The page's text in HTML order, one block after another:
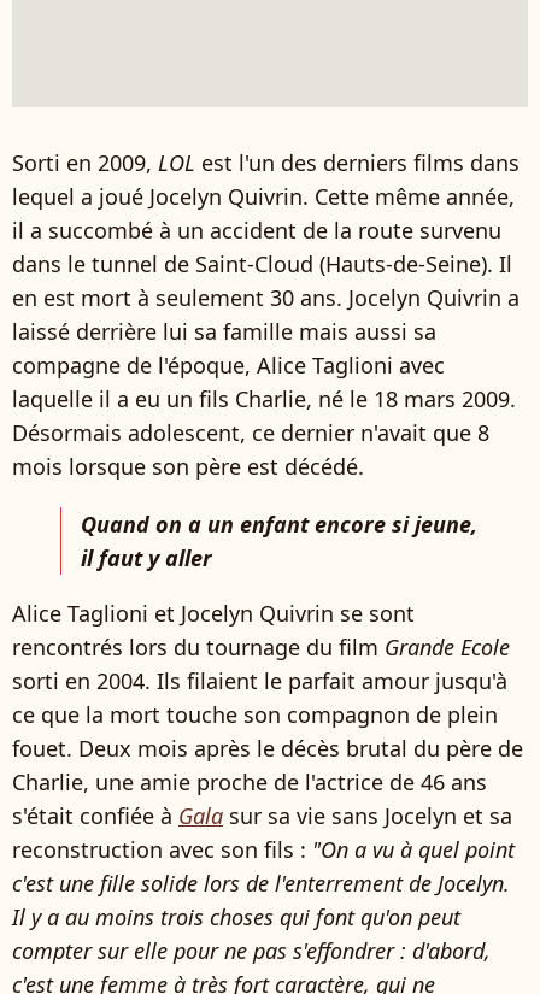
Sorti en 2009, LOL est l'un des derniers films dans
lequel a joué Jocelyn Quivrin. Cette même année,
il a succombé à un accident de la route survenu
dans le tunnel de Saint-Cloud (Hauts-de-Seine). Il
en est mort à seulement 30 ans. Jocelyn Quivrin a
laissé derrière lui sa famille mais aussi sa
compagne de l'époque, Alice Taglioni avec
laquelle il a eu un fils Charlie, né le 18 mars 2009.
Désormais adolescent, ce dernier n'avait que 8
mois lorsque son père est décédé.
Quand on a un enfant encore si jeune,
il faut y aller
Alice Taglioni et Jocelyn Quivrin se sont
rencontrés lors du tournage du film Grande Ecole
sorti en 2004. Ils filaient le parfait amour jusqu'à
ce que la mort touche son compagnon de plein
fouet. Deux mois après le décès brutal du père de
Charlie, une amie proche de l'actrice de 46 ans
s'était confiée à Gala sur sa vie sans Jocelyn et sa
reconstruction avec son fils : "On a vu à quel point
c'est une fille solide lors de l'enterrement de Jocelyn.
Il y a au moins trois choses qui font qu'on peut
compter sur elle pour ne pas s'effondrer : d'abord,
c'est une femme à très fort caractère, qui ne